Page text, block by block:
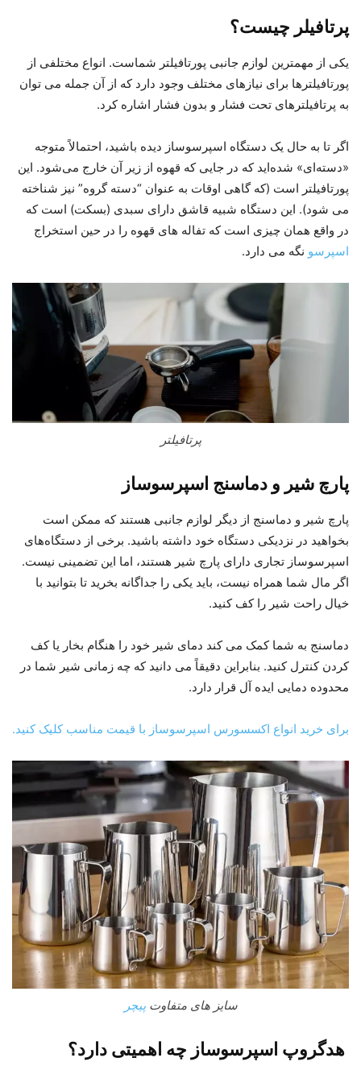
پرتافیلر چیست؟
یکی از مهمترین لوازم جانبی پورتافیلتر شماست. انواع مختلفی از
پورتافیلترها برای نیازهای مختلف وجود دارد که از آن جمله می توان
به پرتافیلترهای تحت فشار و بدون فشار اشاره کرد.
اگر تا به حال یک دستگاه اسپرسوساز دیده باشید، احتمالاً متوجه
«دسته‌ای» شده‌اید که در جایی که قهوه از زیر آن خارج می‌شود. این
پورتافیلتر است (که گاهی اوقات به عنوان “دسته گروه” نیز شناخته
می شود). این دستگاه شبیه قاشق دارای سبدی (بسکت) است که
در واقع همان چیزی است که تفاله های قهوه را در حین استخراج
اسپرسو نگه می دارد.
پرتافیلتر
پارچ شیر و دماسنج اسپرسوساز
پارچ شیر و دماسنج از دیگر لوازم جانبی هستند که ممکن است
بخواهید در نزدیکی دستگاه خود داشته باشید. برخی از دستگاه‌های
اسپرسوساز تجاری دارای پارچ شیر هستند، اما این تضمینی نیست.
اگر مال شما همراه نیست، باید یکی را جداگانه بخرید تا بتوانید با
خیال راحت شیر را کف کنید.
دماسنج به شما کمک می کند دمای شیر خود را هنگام بخار یا کف
کردن کنترل کنید. بنابراین دقیقاً می دانید که چه زمانی شیر شما در
محدوده دمایی ایده آل قرار دارد.
برای خرید انواع اکسسورس اسپرسوساز با قیمت مناسب کلیک کنید.
سایز های متفاوتپیچر
هدگروپ اسپرسوساز چه اهمیتی دارد؟